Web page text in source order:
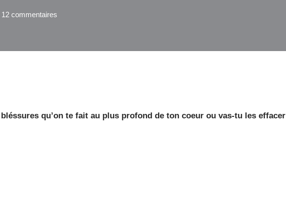
12 commentaires
qu’on te fait au plus profond de ton coeur ou vas-tu les effacer